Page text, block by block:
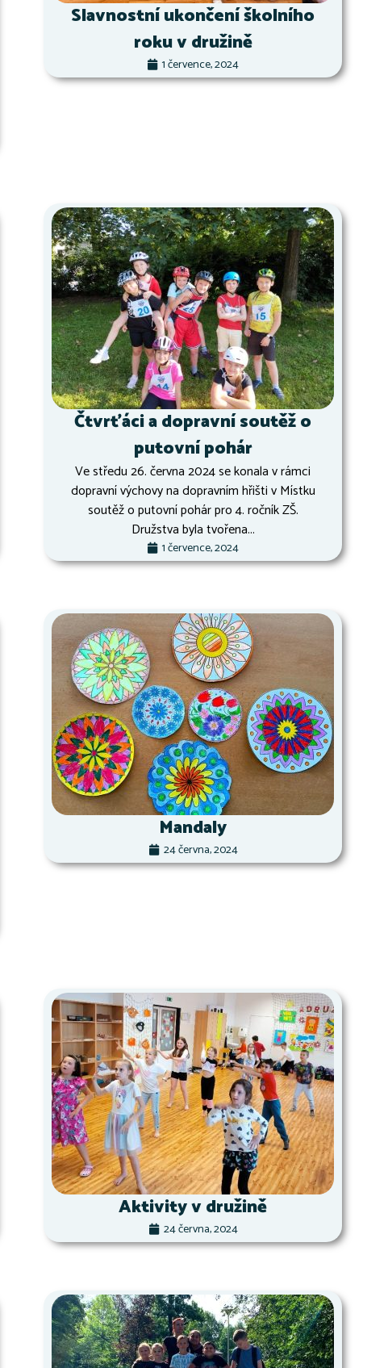
Slavnostní ukončení školního
roku v družině
1 července, 2024
Čtvrťáci a dopravní soutěž o
putovní pohár
Ve středu 26. června 2024 se konala v rámci
dopravní výchovy na dopravním hřišti v Místku
soutěž o putovní pohár pro 4. ročník ZŠ.
Družstva byla tvořena...
1 července, 2024
Mandaly
24 června, 2024
Aktivity v družině
24 června, 2024